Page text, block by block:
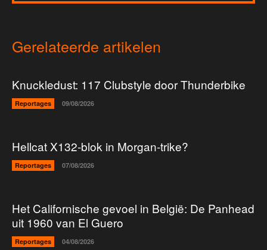
Gerelateerde artikelen
Knuckledust: 117 Clubstyle door Thunderbike
Reportages 09/08/2026
Hellcat X132-blok in Morgan-trike?
Reportages 07/08/2026
Het Californische gevoel in België: De Panhead
uit 1960 van El Guero
Reportages 04/08/2026